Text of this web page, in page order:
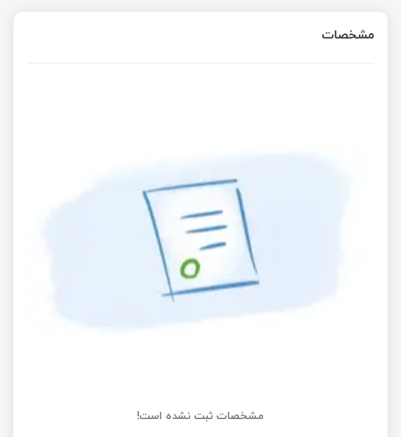
مشخصات
مشخصات ثبت نشده است!